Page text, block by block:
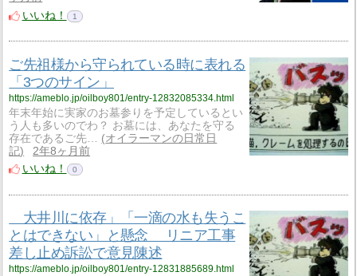
いいね！
1
ご先祖様から守られている時に表れる
「3つのサイン」
https://ameblo.jp/oilboy801/entry-12832085334.html
年末年始に実家のお墓参りを予定しているとい
う人も多いのでわ？ お墓には、あなたを守る
存在であるご先…
オイラーマンの日常日
記
2年8ヶ月前
いいね！
0
大井川に依存」「一滴の水も失うこ
とはできない」と懸念 リニア工事
差し止め訴訟で意見陳述
https://ameblo.jp/oilboy801/entry-12831885689.html